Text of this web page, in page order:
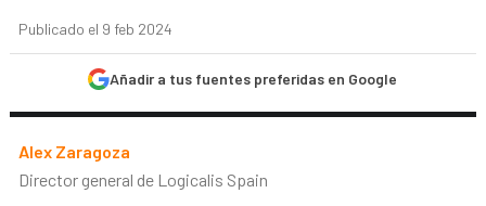
Publicado el 9 feb 2024
Añadir a tus fuentes preferidas en Google
Alex Zaragoza
Director general de Logicalis Spain